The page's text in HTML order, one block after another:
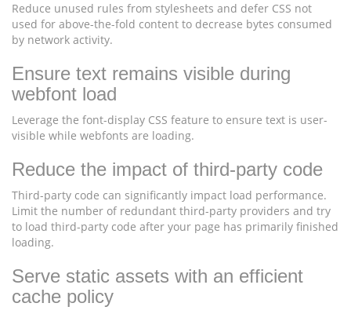
Reduce unused rules from stylesheets and defer CSS not
used for above-the-fold content to decrease bytes consumed
by network activity.
Ensure text remains visible during
webfont load
Leverage the font-display CSS feature to ensure text is user-
visible while webfonts are loading.
Reduce the impact of third-party code
Third-party code can significantly impact load performance.
Limit the number of redundant third-party providers and try
to load third-party code after your page has primarily finished
loading.
Serve static assets with an efficient
cache policy